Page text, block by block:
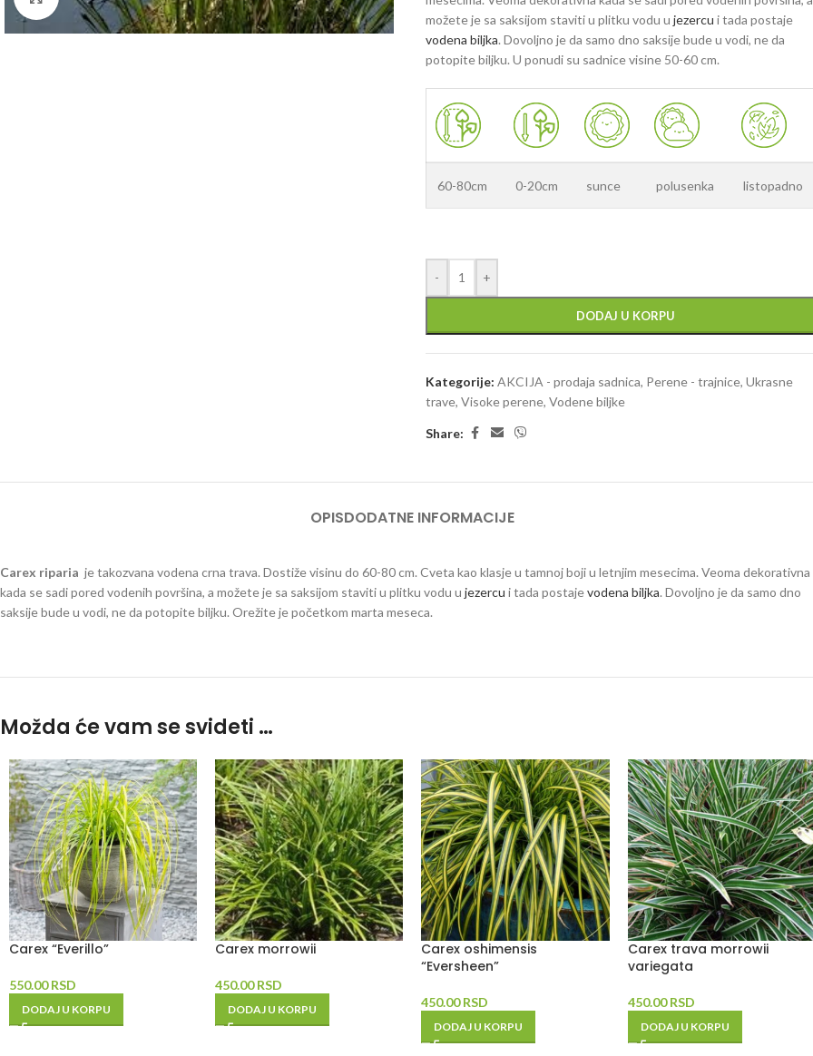
možete je sa saksijom staviti u plitku vodu ujezercu i tada postaje
vodena biljka. Dovoljno je da samo dno saksije bude u vodi, ne da
potopite biljku. U ponudi su sadnice visine 50-60 cm.
60-80cm 0-20cm sunce polusenka listopadno
- +
DODAJ U KORPU
Kategorije: AKCIJA - prodaja sadnica, Perene - trajnice, Ukrasne
trave, Visoke perene, Vodene biljke
Share:
OPISDODATNE INFORMACIJE
Carex riparia je takozvana vodena crna trava. Dostiže visinu do 60-80 cm. Cveta kao klasje u tamnoj boji u letnjim mesecima. Veoma dekorativna
kada se sadi pored vodenih površina, a možete je sa saksijom staviti u plitku vodu u jezercu i tada postajevodena biljka. Dovoljno je da samo dno
saksije bude u vodi, ne da potopite biljku. Orežite je početkom marta meseca.
Možda će vam se svideti …
Carex “Everillo”
550.00RSD
DODAJ U KORPU
Carex morrowii
450.00RSD
DODAJ U KORPU
Carex oshimensis
“Eversheen”
450.00RSD
DODAJ U KORPU
Carex trava morrowii
variegata
450.00RSD
DODAJ U KORPU